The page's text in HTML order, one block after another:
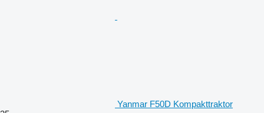
Yanmar F50D Kompakttraktor